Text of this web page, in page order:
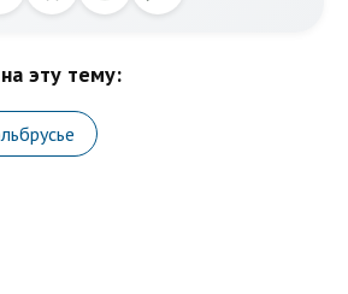
эту тему: